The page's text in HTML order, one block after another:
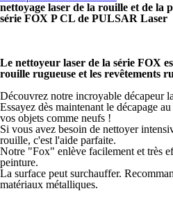
nettoyage laser de la rouille et de la
série FOX P CL de PULSAR Laser
Le nettoyeur laser de la série FOX
rouille rugueuse et les revêtements
Découvrez notre incroyable décapeur
Essayez dès maintenant le décapage
vos objets comme neufs !
Si vous avez besoin de nettoyer
rouille, c'est l'aide parfaite.
Notre "Fox" enlève facilement et très
peinture.
La surface peut surchauffer.
matériaux métalliques.